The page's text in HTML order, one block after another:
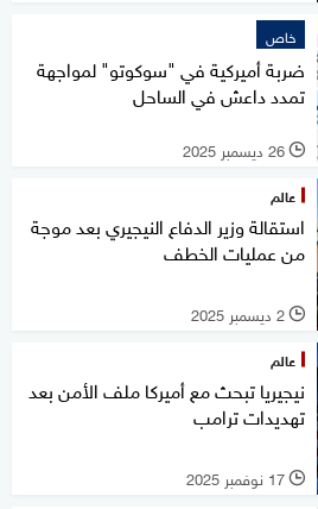
خاص
ضربة أميركية في "سوكوتو" لمواجهة
تمدد داعش في الساحل
l 26 ديسمبر 2025
عالم
استقالة وزير الدفاع النيجيري بعد موجة
من عمليات الخطف
l 2 ديسمبر 2025
عالم
نيجيريا تبحث مع أميركا ملف الأمن بعد
تهديدات ترامب
l 17 نوفمبر 2025